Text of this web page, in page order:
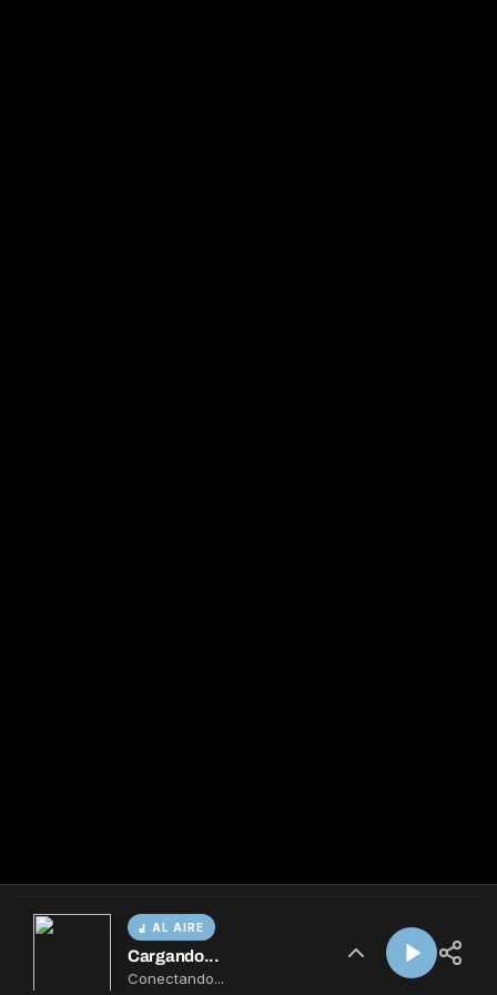
AL AIRE
Cargando...
Conectando...